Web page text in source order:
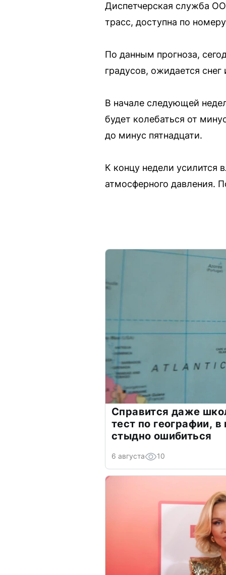
Диспетчерская служба
трасс, доступна по
По данным прогноза,
градусов, ожидается снег
В начале следующей
будет колебаться от
до минус пятнадцати.
К концу недели усилится
атмосферного давления.
Справится даже
тест по географии,
стыдно ошибиться
6 августа 10